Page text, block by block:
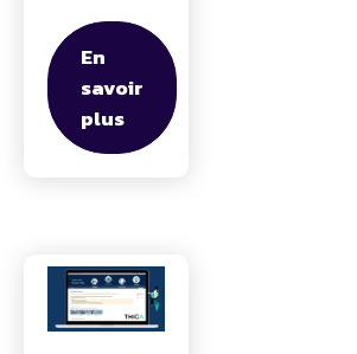
En
savoir
plus